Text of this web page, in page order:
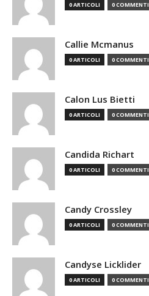
0 ARTICOLI 0 COMMENTI
Callie Mcmanus
0 ARTICOLI 0 COMMENTI
Calon Lus Bietti
0 ARTICOLI 0 COMMENTI
Candida Richart
0 ARTICOLI 0 COMMENTI
Candy Crossley
0 ARTICOLI 0 COMMENTI
Candyse Licklider
0 ARTICOLI 0 COMMENTI